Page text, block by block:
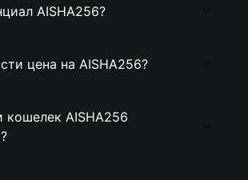
AISHA256?
цена на AISHA256?
кошелек AISHA256